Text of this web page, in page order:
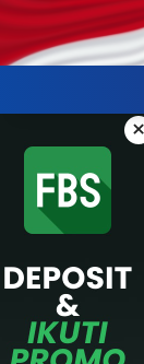
Langsung
konten